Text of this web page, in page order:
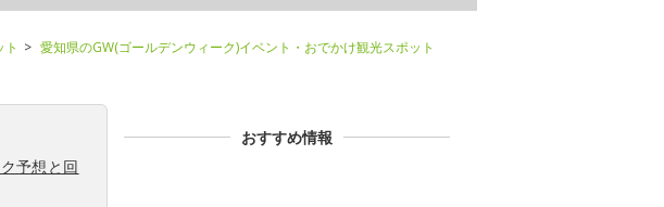
愛知県のGW(ゴールデンウィーク)イベント・おでかけ観光スポット
予想と回
おすすめ情報